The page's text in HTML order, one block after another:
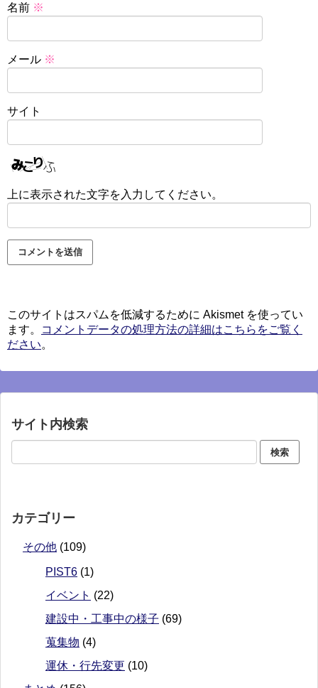
名前 ※
メール ※
サイト
上に表示された文字を入力してください。
このサイトはスパムを低減するために Akismet を使ってい
ます。
コメントデータの処理方法の詳細はこちらをご覧く
ださい。
サイト内検索
カテゴリー
その他 (109)
PIST6 (1)
イベント (22)
建設中・工事中の様子 (69)
蒐集物 (4)
運休・行先変更 (10)